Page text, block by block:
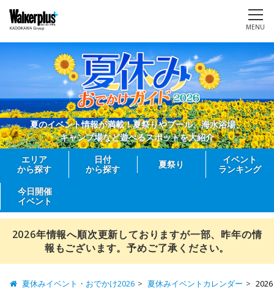
MENU
夏のイベント情報が満載！夏祭りやプール、海水浴場、
キャンプ場など遊べるスポットを大紹介
エリア
から探す
日付
から探す
夏祭り
イベント
ランキング
今日開催
イベント
2026年情報へ順次更新しておりますが一部、昨年の情
報もございます。予めご了承ください。
夏休みイベント・おでかけ2026 夏休みイベントカレンダー